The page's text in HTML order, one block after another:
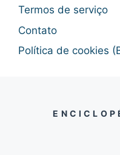
Termos de serviço
Contato
Política de cookies